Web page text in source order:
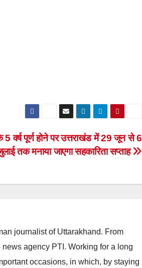
5 वर्ष पूर्ण होने पर उत्तराखंड में 29 जून से 6
तक मनाया जाएगा सहकारिता सप्ताह
journalist of Uttarakhand. From
agency PTI. Working for a long
occasions, in which, by staying